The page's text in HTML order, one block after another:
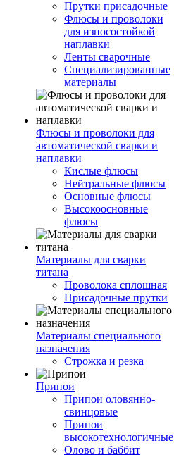
Прутки присадочные
Флюсы и проволоки
для износостойкой
наплавки
Ленты сварочные
Специализированные
материалы
Флюсы и проволоки для
автоматической сварки и
наплавки
Кислые флюсы
Нейтральные флюсы
Основные флюсы
Высокоосновные
флюсы
Материалы для сварки
титана
Проволока сплошная
Присадочные прутки
Материалы специального
назначения
Строжка и резка
Припои
Припои оловянно-
свинцовые
Припои
высокотехнологичные
Олово и баббит